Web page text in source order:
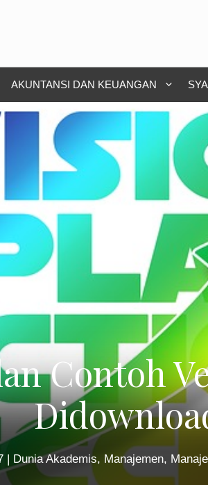
AKUNTANSI DAN KEUANGAN
Contoh
| Dunia Akademis, Manajemen,